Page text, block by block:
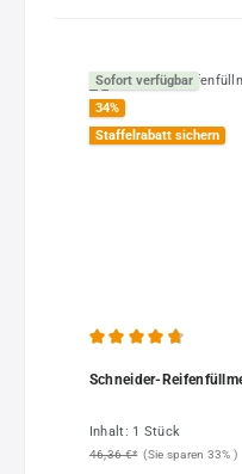
Sofort verfügbar
34%
Staffelrabatt sichern
Schneider-
Inhalt: 1 Stück
46,36 €* (Sie sparen 33% )